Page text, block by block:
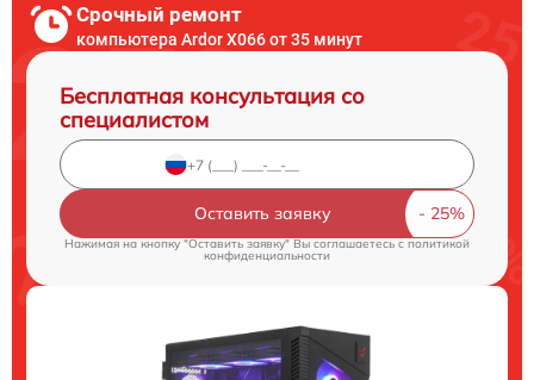
Срочный ремонт
компьютера Ardor X066 от 35 минут
Бесплатная консультация со
специалистом
Оставить заявку
Нажимая на кнопку "Оставить заявку" Вы соглашаетесь cполитикой
конфиденциальности